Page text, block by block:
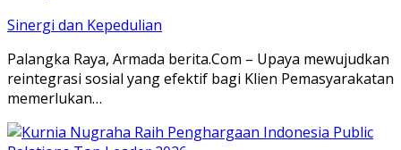
Sinergi dan Kepedulian
Palangka Raya, Armada berita.Com – Upaya mewujudkan
reintegrasi sosial yang efektif bagi Klien Pemasyarakatan
memerlukan…